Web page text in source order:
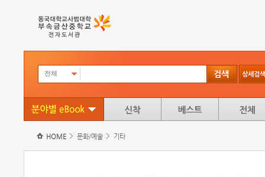
전체
HOME 문화/예술 기타